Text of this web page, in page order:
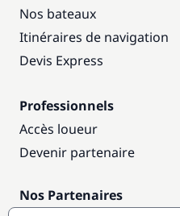
Nos bateaux
Itinéraires de navigation
Devis Express
Professionnels
Accès loueur
Devenir partenaire
Nos Partenaires